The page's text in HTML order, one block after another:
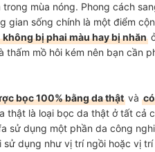
mùa nóng. Phong cách
gian sống chính là một điểm
không bị phai màu hay bị nhăn
thấm mồ hôi kém nên bạn cần
bọc 100% bằng da thật và
thật là loại bọc da thật ở tất cả
sử dụng một phần da công
dụng như vị trí ngồi hoặc vị